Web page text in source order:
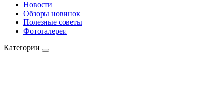
Новости
Обзоры новинок
Полезные советы
Фотогалереи
Категории